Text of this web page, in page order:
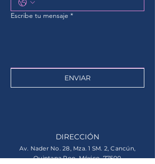
Escribe tu mensaje *
ENVIAR
DIRECCIÓN
Av. Nader No. 28, Mza. 1 SM. 2, Cancún,
Quintana Roo, México. 77500